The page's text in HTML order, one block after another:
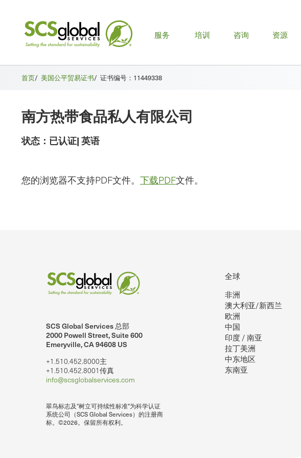
服务
主培训 咨询 资源
首页/ 美国公平贸易证书/ 证书编号：11449338
南方热带食品私人有限公司
状态： 已认证| 英语
您的浏览器不支持PDF文件。 下载PDF文件。
SCS Global Services 总部
2000 Powell Street, Suite 600
Emeryville, CA 94608 US
+1.510.452.8000主
+1.510.452.8001传真
info@scsglobalservices.com
翠鸟标志及"树立可持续性标准"为科学认证
系统公司（SCS Global Services）的注册商
标。©2026。保留所有权利。
全球
非洲
澳大利亚/新西兰
欧洲
中国
印度 / 南亚
拉丁美洲
中东地区
东南亚
上的SCSglobalServices。
SCS Global Services 在YouTube上